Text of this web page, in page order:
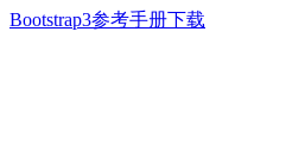
Bootstrap3参考手册下载